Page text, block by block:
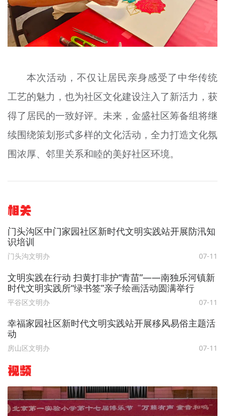
本次活动，不仅让居民亲身感受了中华传统
工艺的魅力，也为社区文化建设注入了新活力，获
得了居民的一致好评。未来，金盛社区筹备组将继
续围绕策划形式多样的文化活动，全力打造文化氛
围浓厚、邻里关系和睦的美好社区环境。
相关
门头沟区中门家园社区新时代文明实践站开展防汛知
识培训
门头沟文明办 07-11
文明实践在行动 扫黄打非护“青苗”——南独乐河镇新
时代文明实践所“绿书签”亲子绘画活动圆满举行
平谷区文明办 07-11
幸福家园社区新时代文明实践站开展移风易俗主题活
动
房山区文明办 07-11
视频